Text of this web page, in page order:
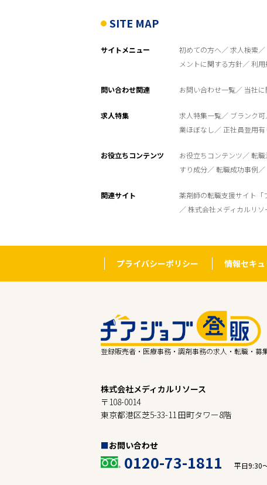
こだわり条件
フリーワード
SITE MAP
サイトメニュー 初めての方へ 求人検索
メントに関する方針
利用
問い合わせ関連 お問い合わせ一覧 当社
求人特集 求人特集一覧 ブランク可
業ほぼなし
正社員登用有
お役立ちコンテンツ お役立ちコンテンツ 転職
すり成分
転職成功事例
関連サイト 薬剤師の転職支援サイト「
株式会社メディカルリソ
プライバシーポリシー 情報セキ
登録販売者・医療事務・調剤事務の求人・転職・募
株式会社メディカルリソース
〒108-0014
東京都港区芝5-33-11 田町タワー8階
お問い合わせ
0120-73-1811 平日9:30